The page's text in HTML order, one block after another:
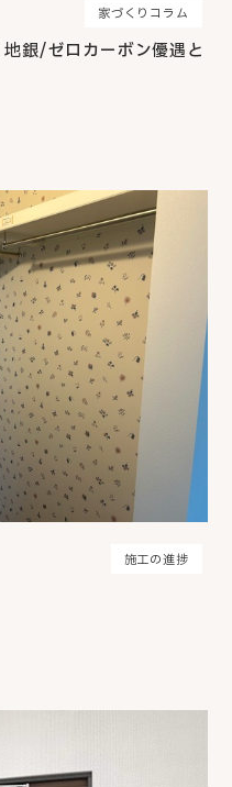
家づくりコラム
銀/ゼロカーボン優遇と
施工の進捗